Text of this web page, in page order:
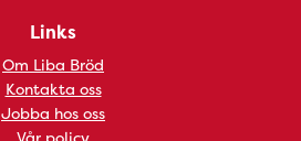
Links
Om Liba Bröd
Kontakta oss
Jobba hos oss